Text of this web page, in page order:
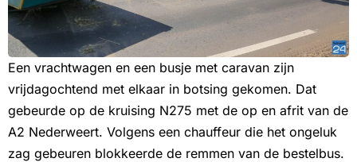
Een vrachtwagen en een busje met caravan zijn
vrijdagochtend met elkaar in botsing gekomen. Dat
gebeurde op de kruising N275 met de op en afrit van de
A2 Nederweert. Volgens een chauffeur die het ongeluk
zag gebeuren blokkeerde de remmen van de bestelbus.